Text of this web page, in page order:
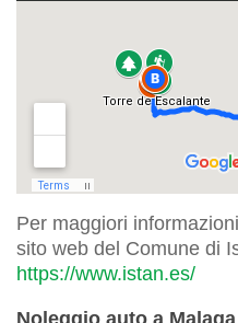
Per maggiori
sito web del Comune di
https://www.istan.es/
Noleggio auto a